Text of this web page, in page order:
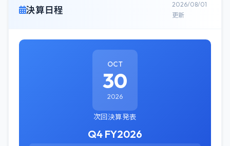
決算日程
2026/08/01
更新
OCT
30
2026
次回決算発表
Q4 FY2026